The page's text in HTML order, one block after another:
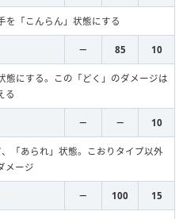
を「こんらん」状態にする
－ 85 10
態にする。この「どく」のダメージは
る
－ － 10
「あられ」状態。こおりタイプ以外
メージ
－ 100 15